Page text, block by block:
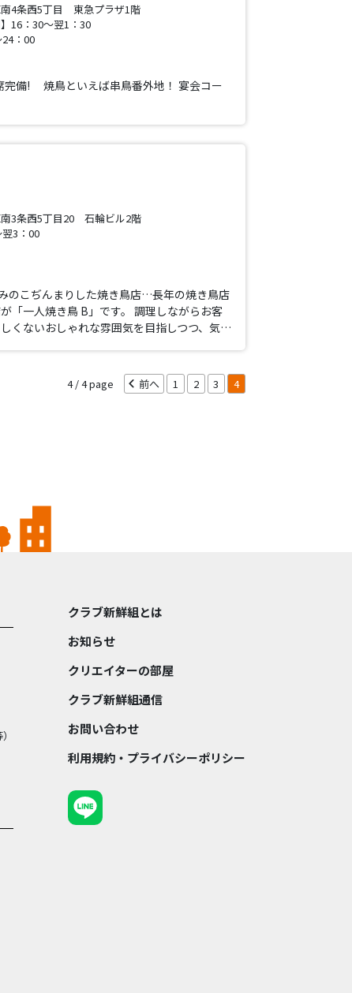
4条西5丁目 東急プラザ1階
16：30～翌1：30
24：00
完備! 焼鳥といえば串鳥番外地！ 宴会コー
3条西5丁目20 石輪ビル2階
3：00
のこぢんまりした焼き鳥店…長年の焼き鳥店
「一人焼き鳥 B」です。 調理しながらお客
くないおしゃれな雰囲気を目指しつつ、気…
4 / 4 前へ 1 2 3 4
クラブ新鮮組とは
お知らせ
クリエイターの部屋
クラブ新鮮組通信
お問い合わせ
利用規約・プライバシーポリシー